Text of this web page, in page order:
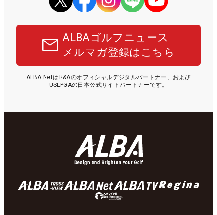
ALBAゴルフニュース
メルマガ登録はこちら
ALBA NetはR&Aのオフィシャルデジタルパートナー、および
USLPGAの日本公式サイトパートナーです。